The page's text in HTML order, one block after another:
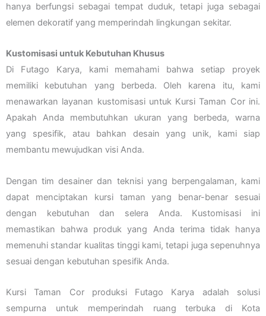
hanya berfungsi sebagai tempat duduk, tetapi juga sebagai
elemen dekoratif yang memperindah lingkungan sekitar.
Kustomisasi untuk Kebutuhan Khusus
Di Futago Karya, kami memahami bahwa setiap proyek
memiliki kebutuhan yang berbeda. Oleh karena itu, kami
menawarkan layanan kustomisasi untuk Kursi Taman Cor ini.
Apakah Anda membutuhkan ukuran yang berbeda, warna
yang spesifik, atau bahkan desain yang unik, kami siap
membantu mewujudkan visi Anda.
Dengan tim desainer dan teknisi yang berpengalaman, kami
dapat menciptakan kursi taman yang benar-benar sesuai
dengan kebutuhan dan selera Anda. Kustomisasi ini
memastikan bahwa produk yang Anda terima tidak hanya
memenuhi standar kualitas tinggi kami, tetapi juga sepenuhnya
sesuai dengan kebutuhan spesifik Anda.
Kursi Taman Cor produksi Futago Karya adalah solusi
sempurna untuk memperindah ruang terbuka di Kota